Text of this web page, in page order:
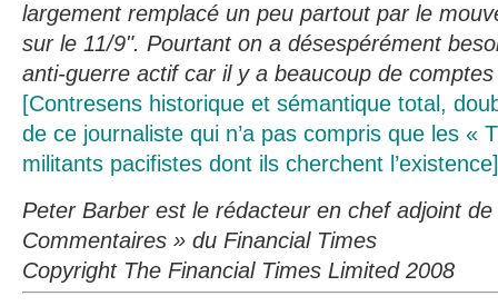
largement remplacé un peu partout par le
sur le 11/9". Pourtant on a désespérément
anti-guerre actif car il y a beaucoup de
[Contresens historique et sémantique total,
de ce journaliste qui n’a pas compris que les «
militants pacifistes dont ils cherchent l’existence]
Peter Barber est le rédacteur en chef adjoint
Commentaires » du Financial Times
Copyright The Financial Times Limited 2008